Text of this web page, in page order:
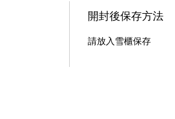
開封後保存方法
請放入雪櫃保存